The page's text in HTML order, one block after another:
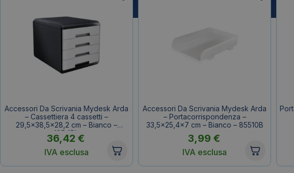
Accessori Da Scrivania Mydesk Arda
– Cassettiera 4 cassetti –
29,5×38,5×28,2 cm – Bianco –
18P4Pb
36,42€
IVA esclusa
Accessori Da Scrivania Mydesk Arda
– Portacorrispondenza –
33,5×25,4×7 cm – Bianco – 85510B
3,99 €
IVA esclusa